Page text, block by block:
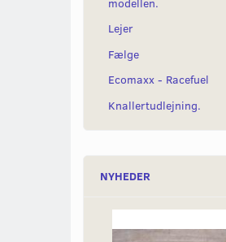
Lejer
Fælge
Ecomaxx - Racefuel
Knallertudlejning.
NYHEDER